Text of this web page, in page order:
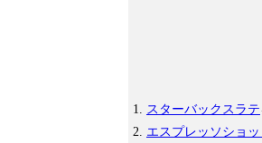
スターバックスラテ
エスプレッソショッ